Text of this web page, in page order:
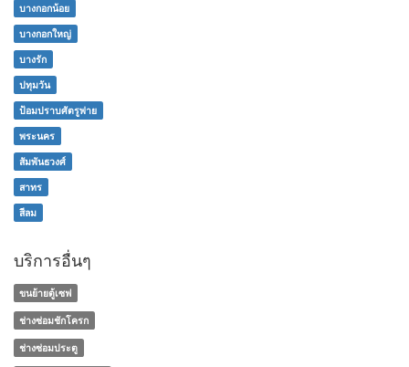
บางกอกน้อย
บางกอกใหญ่
บางรัก
ปทุมวัน
ป้อมปราบศัตรูพ่าย
พระนคร
สัมพันธวงศ์
สาทร
สีลม
บริการอื่นๆ
ขนย้ายตู้เซฟ
ช่างซ่อมชักโครก
ช่างซ่อมประตู